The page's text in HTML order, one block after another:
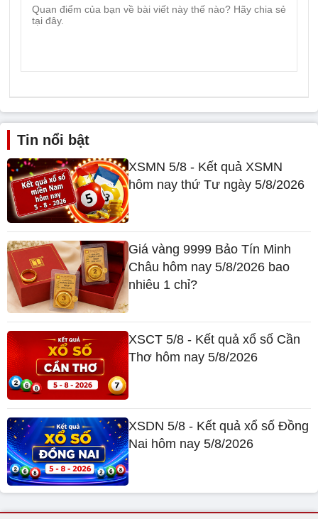
Tin nổi bật
XSMN 5/8 - Kết quả XSMN
hôm nay thứ Tư ngày 5/8/2026
Giá vàng 9999 Bảo Tín Minh
Châu hôm nay 5/8/2026 bao
nhiêu 1 chỉ?
XSCT 5/8 - Kết quả xổ số Cần
Thơ hôm nay 5/8/2026
XSDN 5/8 - Kết quả xổ số Đồng
Nai hôm nay 5/8/2026